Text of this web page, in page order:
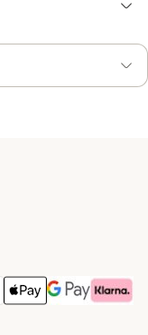
Method
Payment Method
Apple pay. Payment
Google Pay
Klarna